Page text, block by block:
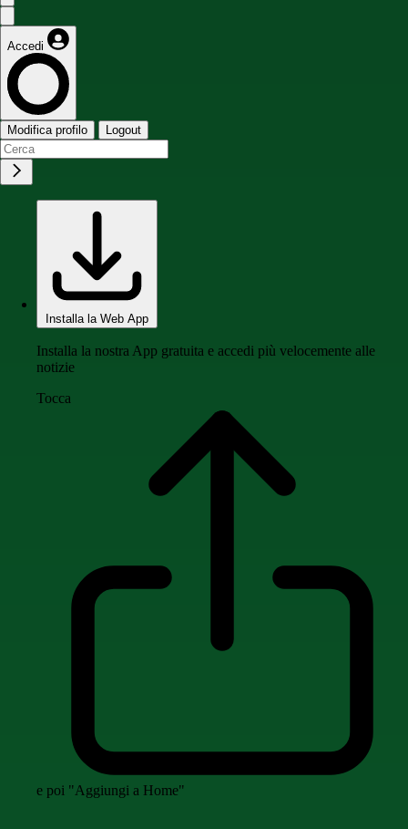
Accedi
Modifica profilo Logout
Installa la Web App
Installa la nostra App gratuita e accedi più velocemente alle
notizie
Tocca
e poi "Aggiungi a Home"